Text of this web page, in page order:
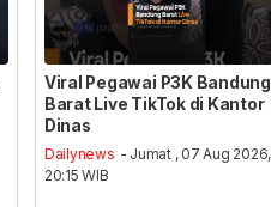
Viral Pegawai P3K Bandung
Barat Live TikTok di Kantor
Dinas
Dailynews - Jumat , 07 Aug 2026,
20:15 WIB